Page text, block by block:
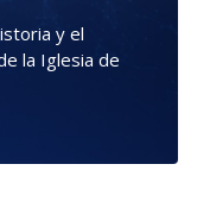
y el
la Iglesia de